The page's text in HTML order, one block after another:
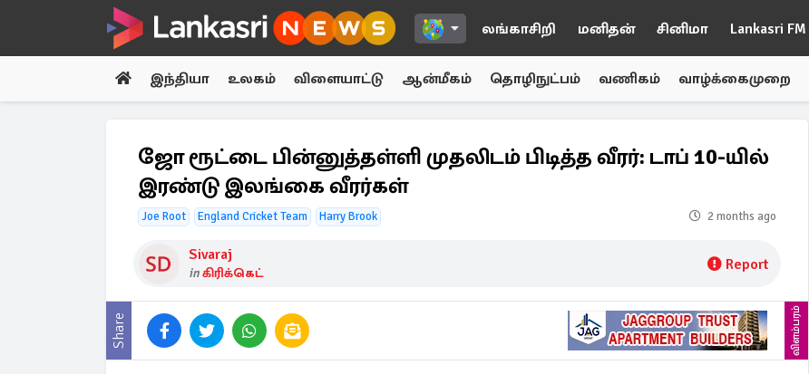
லங்காசிறி மனிதன் சினிமா Lankasri FM
இந்தியா உலகம் விளையாட்டு ஆன்மீகம் தொழிநுட்பம் வணிகம் வாழ்க்கைமுறை
ஜோ ரூட்டை பின்னுத்தள்ளி முதலிடம் பிடித்த வீரர்: டாப் 10-யில்
இரண்டு இலங்கை வீரர்கள்
Joe Root England Cricket Team Harry Brook 2 months ago
Sivaraj
inகிரிக்கெட் Report
Share விளம்பரம்